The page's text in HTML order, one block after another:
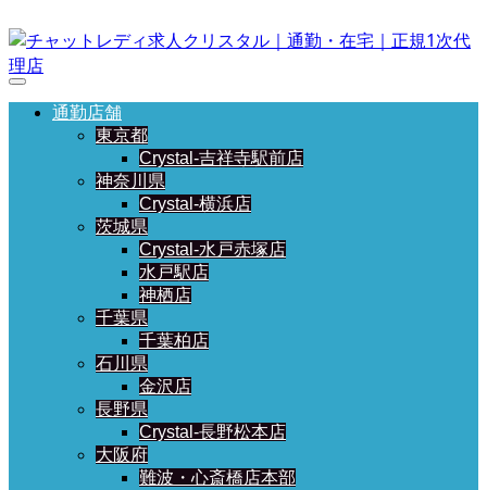
通勤店舗
東京都
Crystal-吉祥寺駅前店
神奈川県
Crystal-横浜店
茨城県
Crystal-水戸赤塚店
水戸駅店
神栖店
千葉県
千葉柏店
石川県
金沢店
長野県
Crystal-長野松本店
大阪府
難波・心斎橋店本部